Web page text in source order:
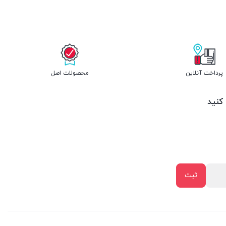
پرداخت آنلاین محصولات اصل
کنید